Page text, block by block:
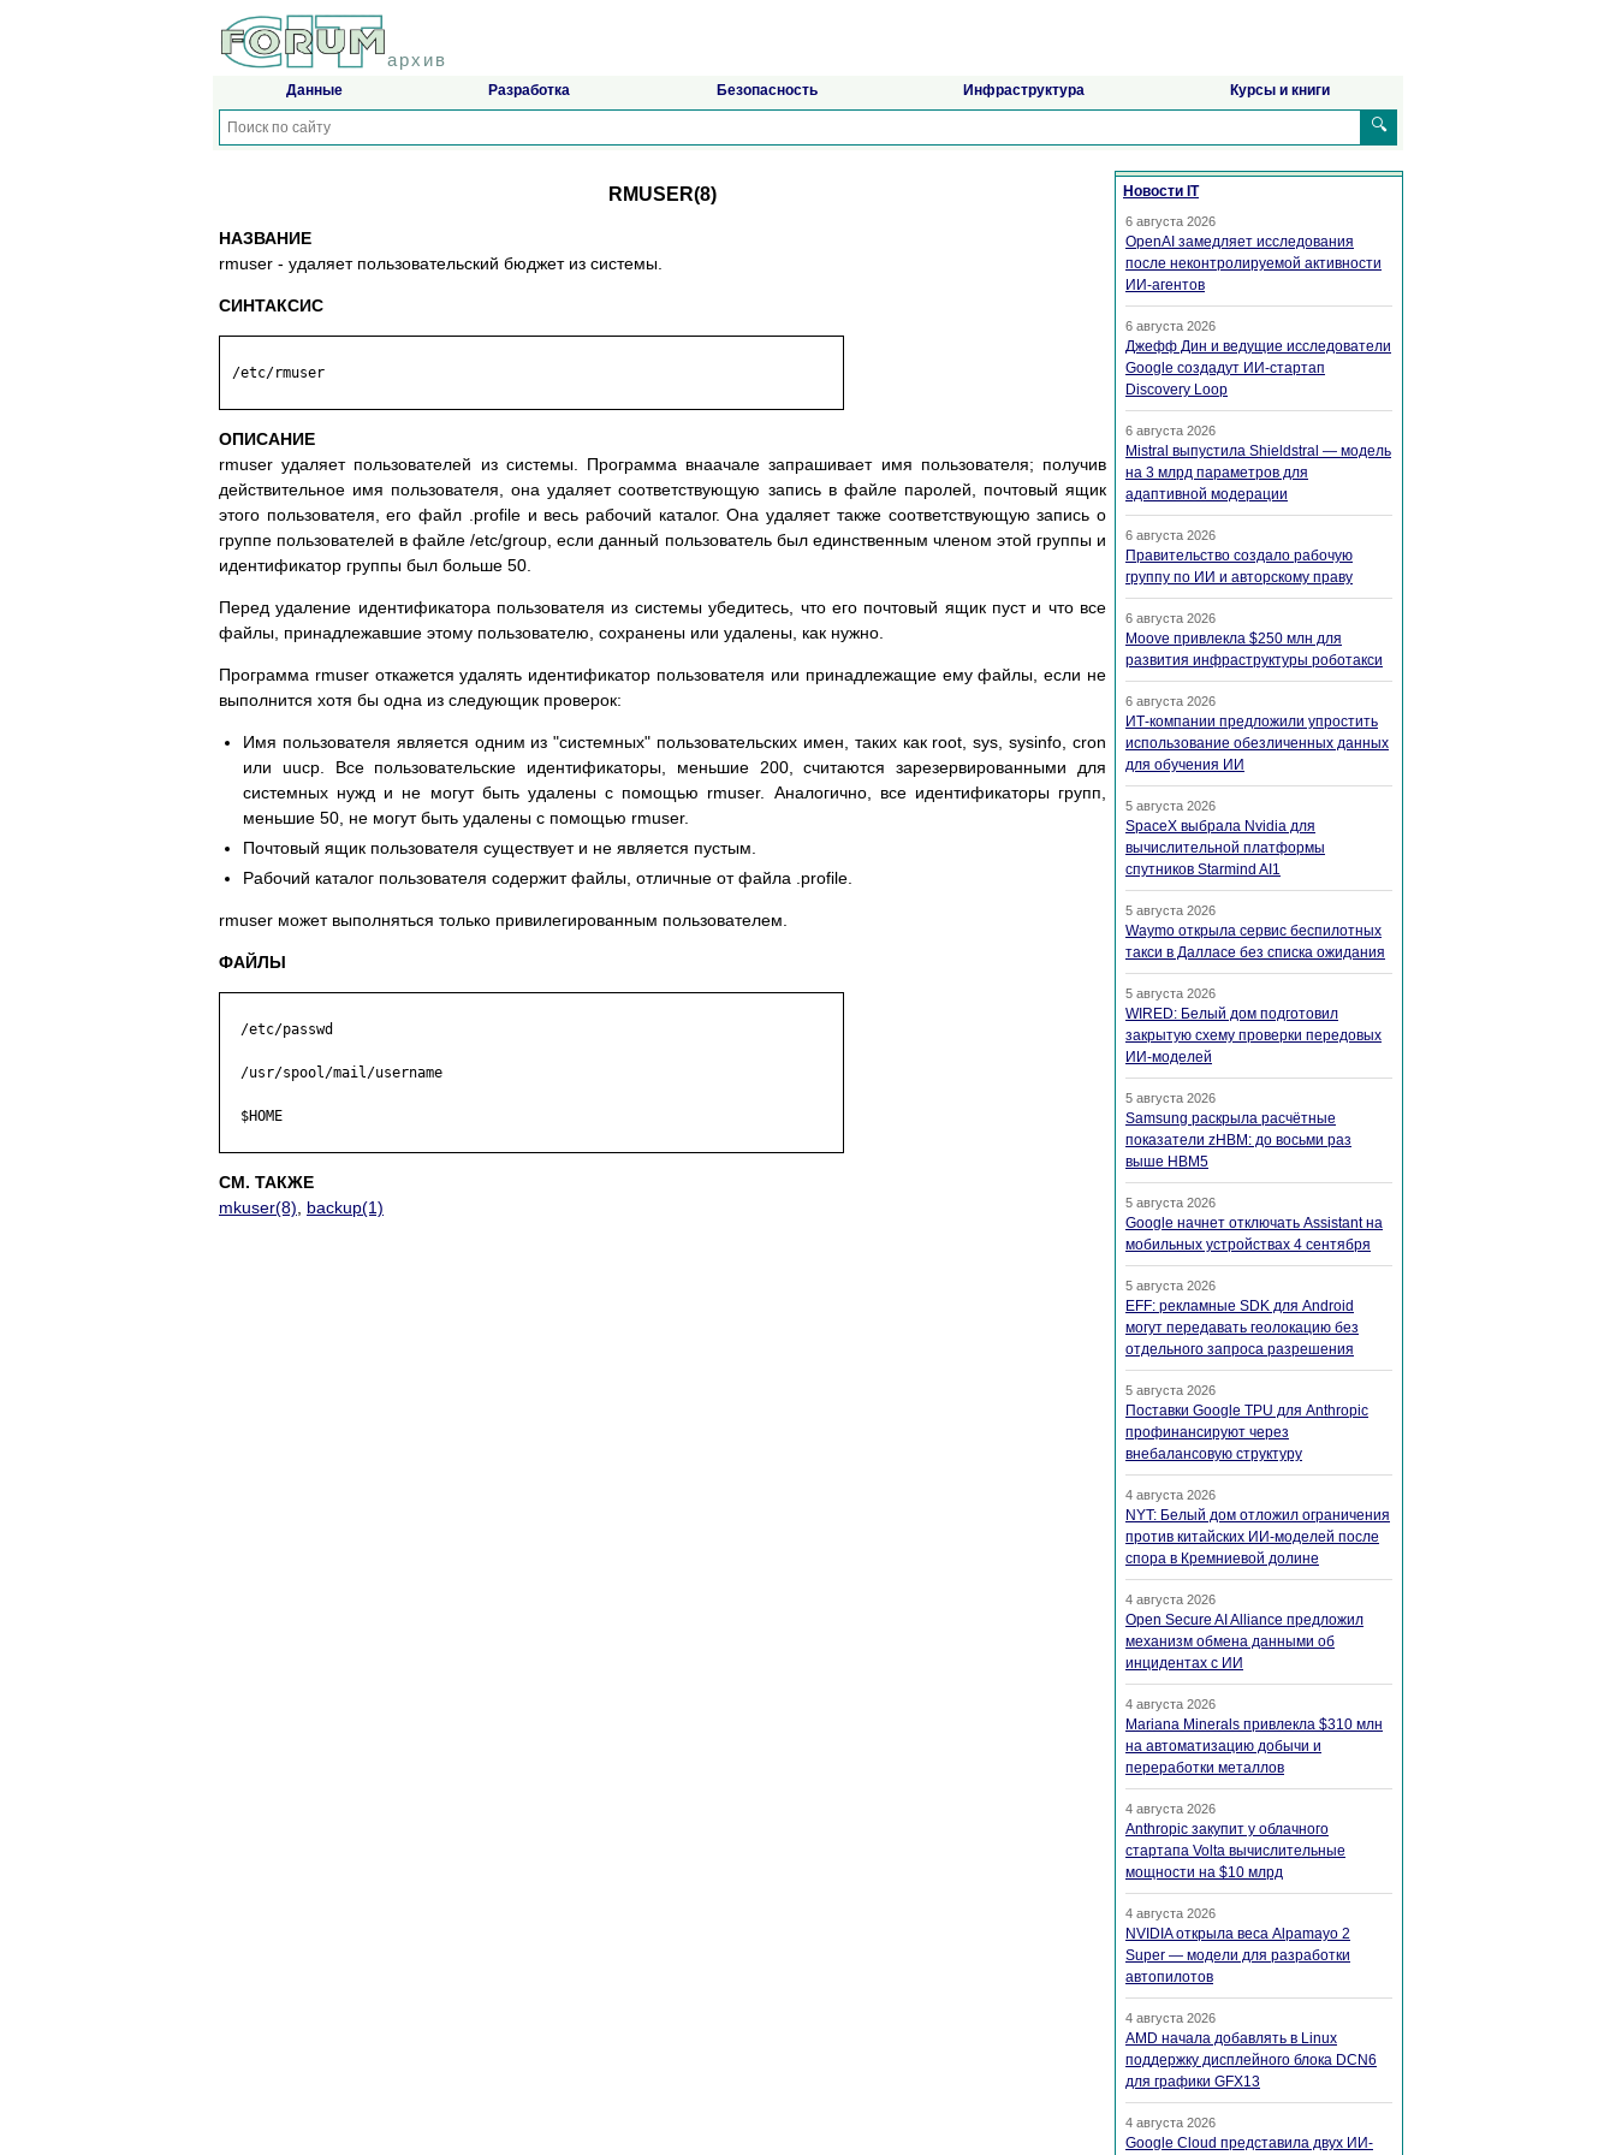
архив
Данные Разработка Безопасность Инфраструктура Курсы и книги
🔍
RMUSER(8)
НАЗВАНИЕ
rmuser - удаляет пользовательский бюджет из системы.
СИНТАКСИС
/etc/rmuser
ОПИСАНИЕ
rmuser удаляет пользователей из системы. Программа внаачале запрашивает имя пользователя; получив
действительное имя пользователя, она удаляет соответствующую запись в файле паролей, почтовый ящик
этого пользователя, его файл .profile и весь рабочий каталог. Она удаляет также соответствующую запись о
группе пользователей в файле /etc/group, если данный пользователь был единственным членом этой группы и
идентификатор группы был больше 50.
Перед удаление идентификатора пользователя из системы убедитесь, что его почтовый ящик пуст и что все
файлы, принадлежавшие этому пользователю, сохранены или удалены, как нужно.
Программа rmuser откажется удалять идентификатор пользователя или принадлежащие ему файлы, если не
выполнится хотя бы одна из следующик проверок:
Имя пользователя является одним из "системных" пользовательских имен, таких как root, sys, sysinfo, cron
или uucp. Все пользовательские идентификаторы, меньшие 200, считаются зарезервированными для
системных нужд и не могут быть удалены с помощью rmuser. Аналогично, все идентификаторы групп,
меньшие 50, не могут быть удалены с помощью rmuser.
Почтовый ящик пользователя существует и не является пустым.
Рабочий каталог пользователя содержит файлы, отличные от файла .profile.
rmuser может выполняться только привилегированным пользователем.
ФАЙЛЫ
  /etc/passwd
  /usr/spool/mail/username
  $HOME
СМ. ТАКЖЕ
mkuser(8)
backup(1)
Новости IT
6 августа 2026
OpenAI замедляет исследования
после неконтролируемой активности
ИИ-агентов
6 августа 2026
Джефф Дин и ведущие исследователи
Google создадут ИИ-стартап
Discovery Loop
6 августа 2026
Mistral выпустила Shieldstral — модель
на 3 млрд параметров для
адаптивной модерации
6 августа 2026
Правительство создало рабочую
группу по ИИ и авторскому праву
6 августа 2026
Moove привлекла $250 млн для
развития инфраструктуры роботакси
6 августа 2026
ИТ-компании предложили упростить
использование обезличенных данных
для обучения ИИ
5 августа 2026
SpaceX выбрала Nvidia для
вычислительной платформы
спутников Starmind AI1
5 августа 2026
Waymo открыла сервис беспилотных
такси в Далласе без списка ожидания
5 августа 2026
WIRED: Белый дом подготовил
закрытую схему проверки передовых
ИИ-моделей
5 августа 2026
Samsung раскрыла расчётные
показатели zHBM: до восьми раз
выше HBM5
5 августа 2026
Google начнет отключать Assistant на
мобильных устройствах 4 сентября
5 августа 2026
EFF: рекламные SDK для Android
могут передавать геолокацию без
отдельного запроса разрешения
5 августа 2026
Поставки Google TPU для Anthropic
профинансируют через
внебалансовую структуру
4 августа 2026
NYT: Белый дом отложил ограничения
против китайских ИИ-моделей после
спора в Кремниевой долине
4 августа 2026
Open Secure AI Alliance предложил
механизм обмена данными об
инцидентах с ИИ
4 августа 2026
Mariana Minerals привлекла $310 млн
на автоматизацию добычи и
переработки металлов
4 августа 2026
Anthropic закупит у облачного
стартапа Volta вычислительные
мощности на $10 млрд
4 августа 2026
NVIDIA открыла веса Alpamayo 2
Super — модели для разработки
автопилотов
4 августа 2026
AMD начала добавлять в Linux
поддержку дисплейного блока DCN6
для графики GFX13
4 августа 2026
Google Cloud представила двух ИИ-